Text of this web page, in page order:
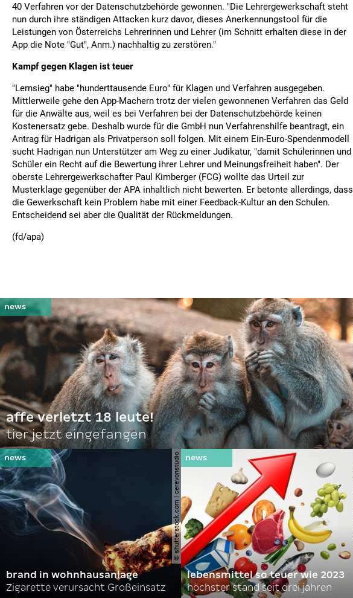
40 Verfahren vor der Datenschutzbehörde gewonnen. "Die Lehrergewerkschaft steht
nun durch ihre ständigen Attacken kurz davor, dieses Anerkennungstool für die
Leistungen von Österreichs Lehrerinnen und Lehrer (im Schnitt erhalten diese in der
App die Note "Gut", Anm.) nachhaltig zu zerstören."
Kampf gegen Klagen ist teuer
"Lernsieg" habe "hunderttausende Euro" für Klagen und Verfahren ausgegeben.
Mittlerweile gehe den App-Machern trotz der vielen gewonnenen Verfahren das Geld
für die Anwälte aus, weil es bei Verfahren bei der Datenschutzbehörde keinen
Kostenersatz gebe. Deshalb wurde für die GmbH nun Verfahrenshilfe beantragt, ein
Antrag für Hadrigan als Privatperson soll folgen. Mit einem Ein-Euro-Spendenmodell
sucht Hadrigan nun Unterstützer am Weg zu einer Judikatur, "damit Schülerinnen und
Schüler ein Recht auf die Bewertung ihrer Lehrer und Meinungsfreiheit haben". Der
oberste Lehrergewerkschafter Paul Kimberger (FCG) wollte das Urteil zur
Musterklage gegenüber der APA inhaltlich nicht bewerten. Er betonte allerdings, dass
die Gewerkschaft kein Problem habe mit einer Feedback-Kultur an den Schulen.
Entscheidend sei aber die Qualität der Rückmeldungen.
(fd/apa)
affe verletzt 18 leute!
tier jetzt eingefangen
© shutterstock.com | cerevonstudio
brand in wohnhausanlage
Zigarette verursacht Großeinsatz
lebensmittel so teuer wie 2023
höchster stand seit drei jahren